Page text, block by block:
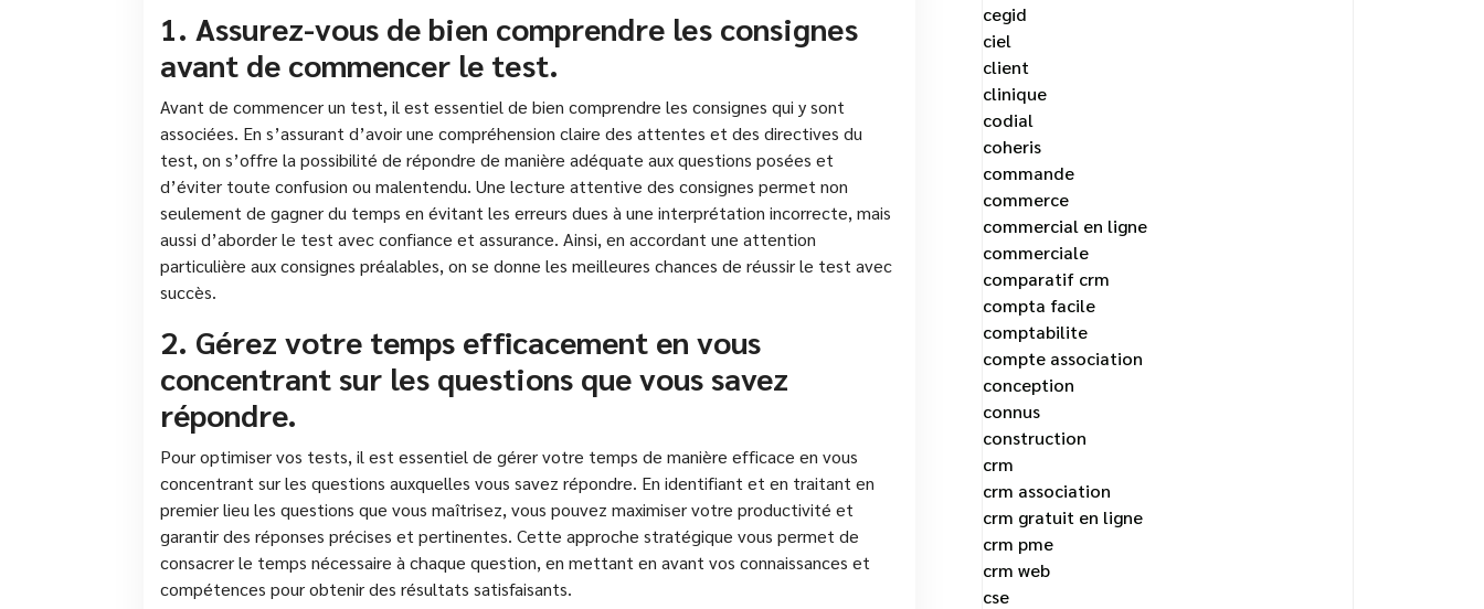
1. Assurez-vous de bien comprendre les consignes
avant de commencer le test.
Avant de commencer un test, il est essentiel de bien comprendre les consignes qui y sont
associées. En s’assurant d’avoir une compréhension claire des attentes et des directives du
test, on s’offre la possibilité de répondre de manière adéquate aux questions posées et
d’éviter toute confusion ou malentendu. Une lecture attentive des consignes permet non
seulement de gagner du temps en évitant les erreurs dues à une interprétation incorrecte, mais
aussi d’aborder le test avec confiance et assurance. Ainsi, en accordant une attention
particulière aux consignes préalables, on se donne les meilleures chances de réussir le test avec
succès.
2. Gérez votre temps efficacement en vous
concentrant sur les questions que vous savez
répondre.
Pour optimiser vos tests, il est essentiel de gérer votre temps de manière efficace en vous
concentrant sur les questions auxquelles vous savez répondre. En identifiant et en traitant en
premier lieu les questions que vous maîtrisez, vous pouvez maximiser votre productivité et
garantir des réponses précises et pertinentes. Cette approche stratégique vous permet de
consacrer le temps nécessaire à chaque question, en mettant en avant vos connaissances et
compétences pour obtenir des résultats satisfaisants.
cegid
ciel
client
clinique
codial
coheris
commande
commerce
commercial en ligne
commerciale
comparatif crm
compta facile
comptabilite
compte association
conception
connus
construction
crm
crm association
crm gratuit en ligne
crm pme
crm web
cse